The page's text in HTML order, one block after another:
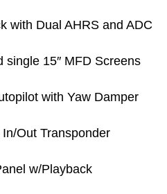
with Dual AHRS and ADC
single 15″ MFD Screens
with Yaw Damper
Out Transponder
w/Playback